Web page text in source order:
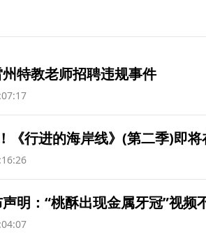
特教老师招聘违规事件
《行进的海岸线》(第二季)即将
明：“桃酥出现金属牙冠”视频